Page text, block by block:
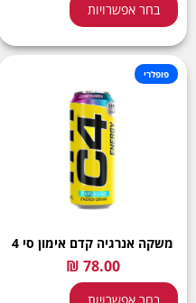
בחר אפשרויות
פופלרי
משקה אנרגיה קדם אימון סי 4
‏78.00 ₪